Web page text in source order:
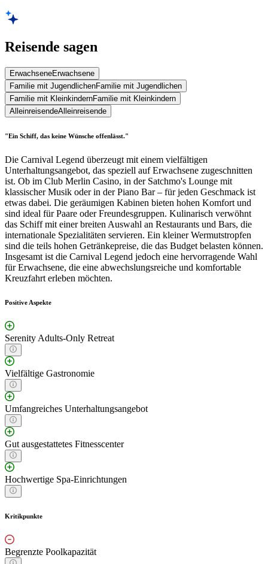
Reisende sagen
ErwachseneErwachsene
Familie mit JugendlichenFamilie mit Jugendlichen
Familie mit KleinkindernFamilie mit Kleinkindern
AlleinreisendeAlleinreisende
"Ein Schiff, das keine Wünsche offenlässt."
Die Carnival Legend überzeugt mit einem vielfältigen
Unterhaltungsangebot, das speziell auf Erwachsene zugeschnitten
ist. Ob im Club Merlin Casino, in der Satchmo's Lounge mit
klassischer Musik oder in der Piano Bar – für jeden Geschmack ist
etwas dabei. Die geräumigen Kabinen bieten hohen Komfort und
sind ideal für Paare oder Freundesgruppen. Kulinarisch verwöhnt
das Schiff mit einer breiten Auswahl an Restaurants und Bars, die
internationale Spezialitäten servieren. Ein kleiner Wermutstropfen
sind die teils hohen Getränkepreise, die das Budget belasten können.
Insgesamt ist die Carnival Legend jedoch eine hervorragende Wahl
für Erwachsene, die eine abwechslungsreiche und komfortable
Kreuzfahrt erleben möchten.
Positive Aspekte
Serenity Adults-Only Retreat
Vielfältige Gastronomie
Umfangreiches Unterhaltungsangebot
Gut ausgestattetes Fitnesscenter
Hochwertige Spa-Einrichtungen
Kritikpunkte
Begrenzte Poolkapazität